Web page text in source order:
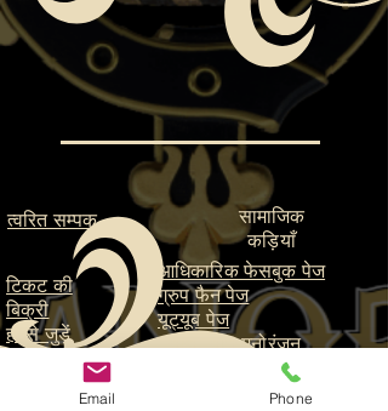
त्वरित सम्पक
टिकट की
बिक्री
हमसे जुड़ें
मदद की ज़रूरत
सामाजिक
कड़ियाँ
आधिकारिक फेसबुक पेज
ग्रुप फैन पेज
यूट्यूब पेज
ParaFam मनोरंजन
Email Phone